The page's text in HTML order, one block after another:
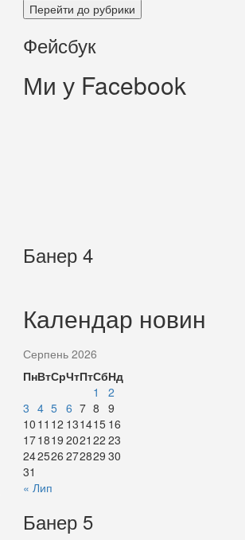
Перейти до рубрики
Фейсбук
Ми у Facebook
Банер 4
Календар новин
Серпень 2026
ПнВтСрЧтПтСбНд
1
2
3 4 5 6 7 8 9
10 11 12 131415 16
171819 2021 22 23
242526 272829 30
31
« Лип
Банер 5